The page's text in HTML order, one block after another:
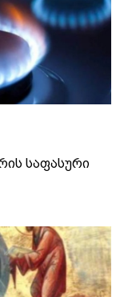
საფასური